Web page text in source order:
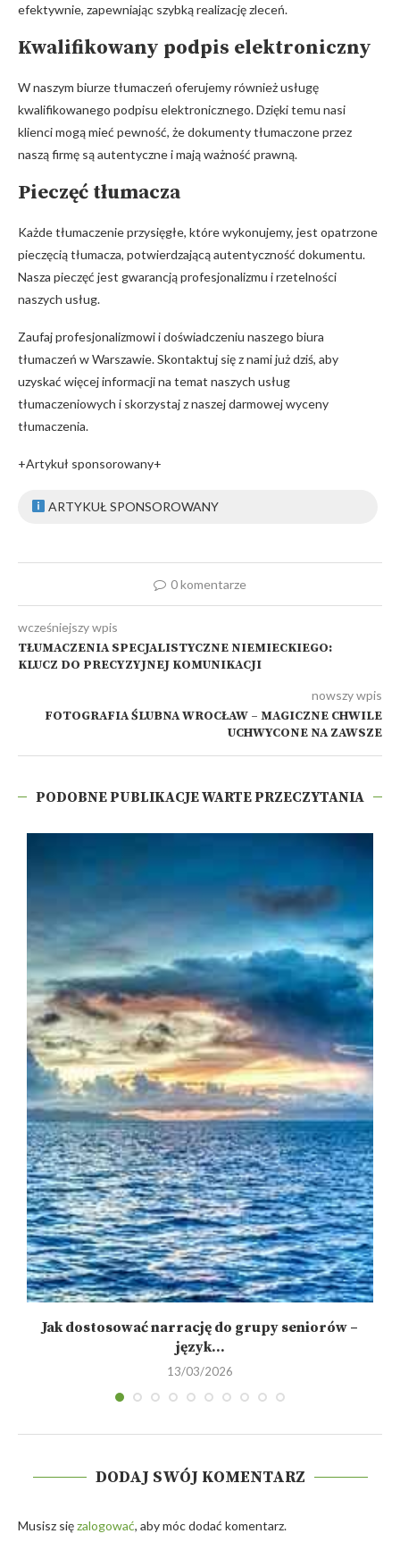
efektywnie, zapewniając szybką realizację zleceń.
Kwalifikowany podpis elektroniczny
W naszym biurze tłumaczeń oferujemy również usługę
kwalifikowanego podpisu elektronicznego. Dzięki temu nasi
klienci mogą mieć pewność, że dokumenty tłumaczone przez
naszą firmę są autentyczne i mają ważność prawną.
Pieczęć tłumacza
Każde tłumaczenie przysięgłe, które wykonujemy, jest opatrzone
pieczęcią tłumacza, potwierdzającą autentyczność dokumentu.
Nasza pieczęć jest gwarancją profesjonalizmu i rzetelności
naszych usług.
Zaufaj profesjonalizmowi i doświadczeniu naszego biura
tłumaczeń w Warszawie. Skontaktuj się z nami już dziś, aby
uzyskać więcej informacji na temat naszych usług
tłumaczeniowych i skorzystaj z naszej darmowej wyceny
tłumaczenia.
+Artykuł sponsorowany+
ARTYKUŁ SPONSOROWANY
0 komentarze
wcześniejszy wpis
TŁUMACZENIA SPECJALISTYCZNE NIEMIECKIEGO:
KLUCZ DO PRECYZYJNEJ KOMUNIKACJI
nowszy wpis
FOTOGRAFIA ŚLUBNA WROCŁAW – MAGICZNE CHWILE
UCHWYCONE NA ZAWSZE
PODOBNE PUBLIKACJE WARTE PRZECZYTANIA
Jak dostosować narrację do grupy seniorów –
język...
13/03/2026
DODAJ SWÓJ KOMENTARZ
Musisz sięzalogować, aby móc dodać komentarz.